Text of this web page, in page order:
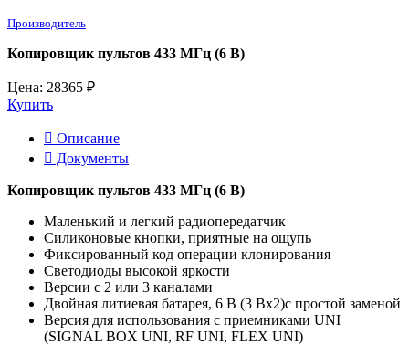
Производитель
Копировщик пультов 433 МГц (6 В)
Цена: 28365 ₽
Купить
Описание
Документы
Копировщик пультов 433 МГц (6 В)
Маленький и легкий радиопередатчик
Силиконовые кнопки, приятные на ощупь
Фиксированный код операции клонирования
Светодиоды высокой яркости
Версии с 2 или 3 каналами
Двойная литиевая батарея, 6 В (3 Вx2)с простой заменой
Версия для использования с приемниками UNI
(SIGNAL BOX UNI, RF UNI, FLEX UNI)